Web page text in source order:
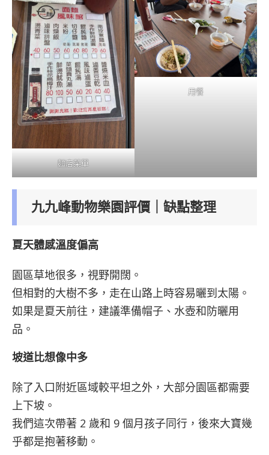
麵店菜單
用餐
九九峰動物樂園評價｜缺點整理
夏天體感溫度偏高
園區草地很多，視野開闊。
但相對的大樹不多，走在山路上時容易曬到太陽。
如果是夏天前往，建議準備帽子、水壺和防曬用
品。
坡道比想像中多
除了入口附近區域較平坦之外，大部分園區都需要
上下坡。
我們這次帶著 2 歲和 9 個月孩子同行，後來大寶幾
乎都是抱著移動。